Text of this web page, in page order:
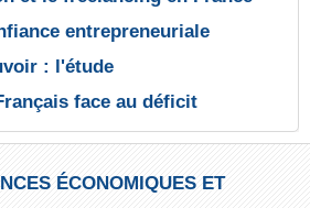
entrepreneuriale
: l'étude
face au déficit
ÉCONOMIQUES ET